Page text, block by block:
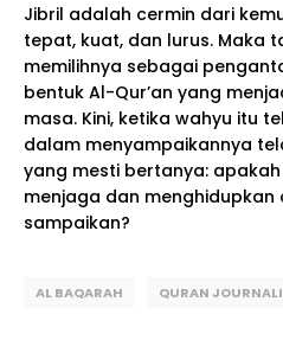
Jibril adalah cermin dari
tepat, kuat, dan lurus. Maka
memilihnya sebagai
bentuk Al-Qur’an yang
masa. Kini, ketika wahyu itu
dalam menyampaikannya
yang mesti bertanya:
menjaga dan menghidupkan
sampaikan?
AL BAQARAH QURAN